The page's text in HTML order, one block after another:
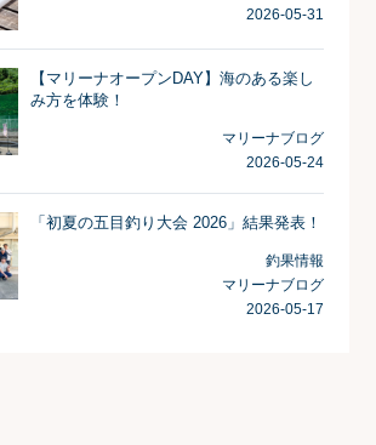
2026-05-31
【マリーナオープンDAY】海のある楽し
み方を体験！
マリーナブログ
2026-05-24
「初夏の五目釣り大会 2026」結果発表！
釣果情報
マリーナブログ
2026-05-17